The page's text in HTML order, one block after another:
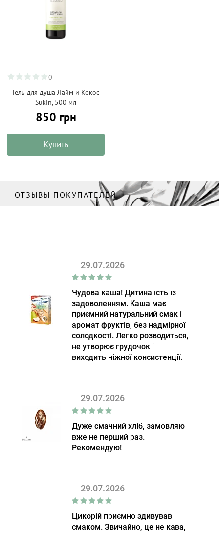
0
Гель для душа Лайм и Кокос
Sukin, 500 мл
850 грн
Купить
ОТЗЫВЫ ПОКУПАТЕЛЕЙ
29.07.2026
Чудова каша! Дитина їсть із
задоволенням. Каша має
приємний натуральний смак і
аромат фруктів, без надмірної
солодкості. Легко розводиться,
не утворює грудочок і
виходить ніжної консистенції.
29.07.2026
Дуже смачний хліб, замовляю
вже не перший раз.
Рекомендую!
29.07.2026
Цикорій приємно здивував
смаком. Звичайно, це не кава,